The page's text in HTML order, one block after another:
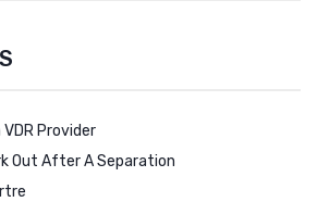
Provider
Out After A Separation